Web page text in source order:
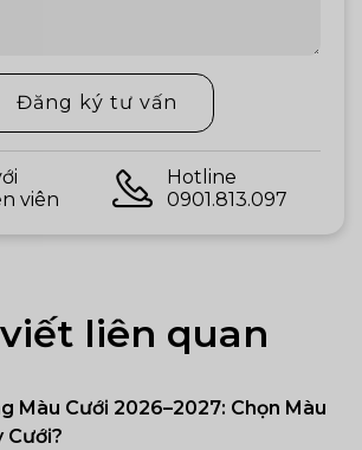
Đăng ký tư vấn
viên
Hotline
0901.813.097
liên quan
Màu Cưới 2026–2027: Chọn Màu
Cưới?